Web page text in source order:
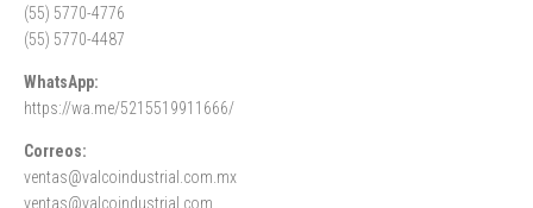
(55) 5770-4776
(55) 5770-4487
WhatsApp:
https://wa.me/5215519911666/
Correos:
ventas@valcoindustrial.com.mx
ventas@valcoindustrial.com